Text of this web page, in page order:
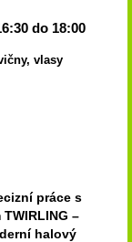
do 18:00
vlasy
práce s
TWIRLING –
halový